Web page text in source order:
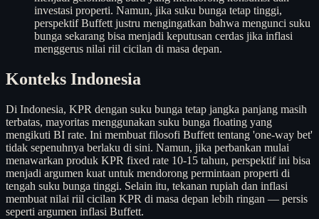
investasi properti. Namun, jika suku bunga tetap tinggi,
perspektif Buffett justru mengingatkan bahwa mengunci suku
bunga sekarang bisa menjadi keputusan cerdas jika inflasi
menggerus nilai riil cicilan di masa depan.
Konteks Indonesia
Di Indonesia, KPR dengan suku bunga tetap jangka panjang masih
terbatas, mayoritas menggunakan suku bunga floating yang
mengikuti BI rate. Ini membuat filosofi Buffett tentang 'one-way bet'
tidak sepenuhnya berlaku di sini. Namun, jika perbankan mulai
menawarkan produk KPR fixed rate 10-15 tahun, perspektif ini bisa
menjadi argumen kuat untuk mendorong permintaan properti di
tengah suku bunga tinggi. Selain itu, tekanan rupiah dan inflasi
membuat nilai riil cicilan KPR di masa depan lebih ringan — persis
seperti argumen inflasi Buffett.